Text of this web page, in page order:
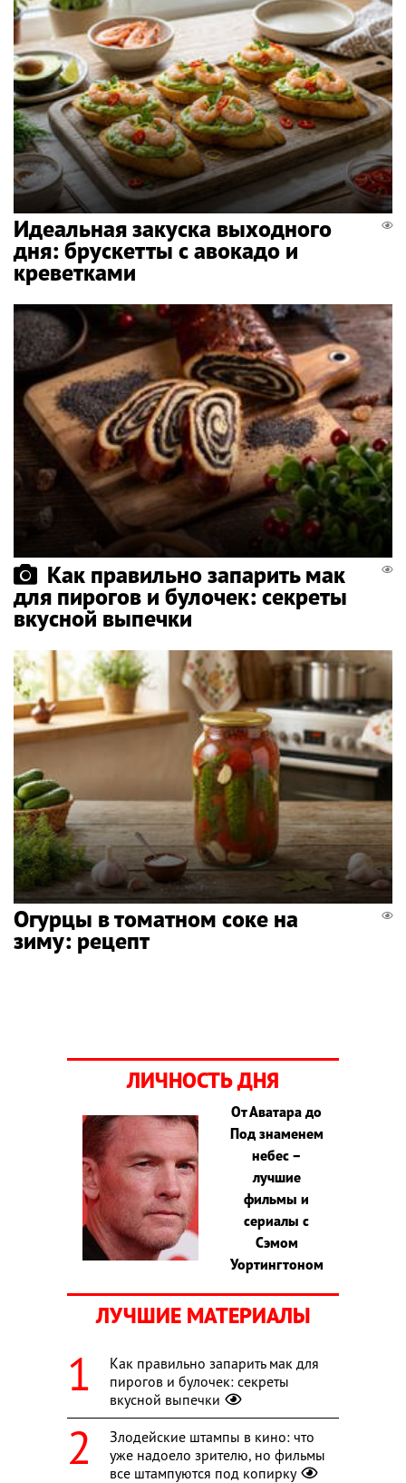
Идеальная закуска выходного
дня: брускетты с авокадо и
креветками
Как правильно запарить мак
для пирогов и булочек: секреты
вкусной выпечки
Огурцы в томатном соке на
зиму: рецепт
ЛИЧНОСТЬ ДНЯ
От Аватара до
Под знаменем
небес –
лучшие
фильмы и
сериалы с
Сэмом
Уортингтоном
ЛУЧШИЕ МАТЕРИАЛЫ
Как правильно запарить мак для
пирогов и булочек: секреты
вкусной выпечки
Злодейские штампы в кино: что
уже надоело зрителю, но фильмы
все штампуются под копирку